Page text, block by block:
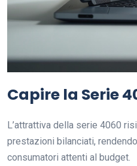
Capire la Serie
L’attrattiva della serie 4060
prestazioni bilanciati,
consumatori attenti al budget.